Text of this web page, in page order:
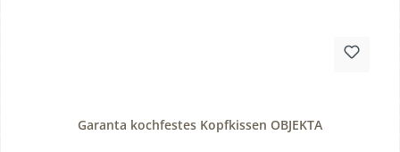
Garanta kochfestes Kopfkissen OBJEKTA